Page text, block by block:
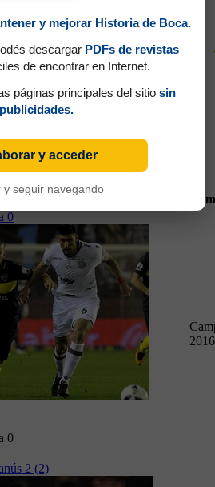
Partido
0
0
2 (2)
y mejorar Historia de Boca.
descargar PDFs de revistas
de encontrar en Internet.
páginas principales del sitio sin
publicidades.
y acceder
y seguir navegando